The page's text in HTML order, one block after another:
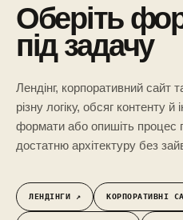
Оберіть
під задачу
Лендінг, корпоративний сайт
різну логіку, обсяг контенту й
формати або опишіть
достатню архітектуру без
ЛЕНДІНГИ ↗︎ КОРПОРАТИВНІ